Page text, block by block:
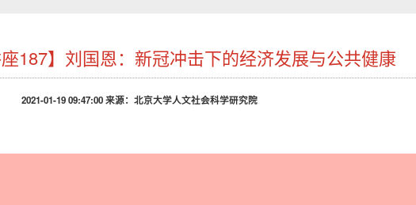
187】刘国恩：新冠冲击下的经济发展与公共健康
2021-01-19 09:47:00 来源：北京大学人文社会科学研究院